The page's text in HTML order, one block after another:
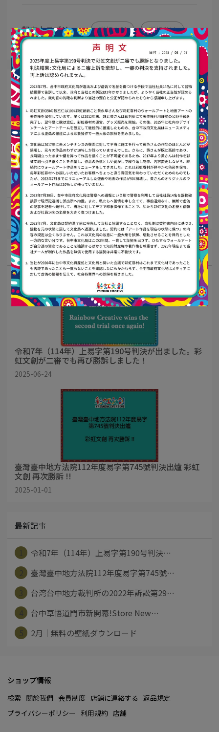
記事カテゴリー 彩虹文創 彩虹眷村
全カテゴリーの記事
彩虹密碼
彩虹文創大小事 ! NEWS !
活動消息
カテゴリー
彩虹文創 彩虹眷村
彩虹文創大小事 ! NEWS !
令和7年（114年）上易字第190号判決が出ました。彩
虹文創が二審でも再び勝訴しました！
2025-06-24
臺灣臺中地方法院112年度易字第745號判決出爐 彩虹
文創 再次勝訴 !!
2025-01-01
最新記事
令和7年（114年）上易字第190号判決⋯
臺灣臺中地方法院112年度易字第745號⋯
台湾台中地方裁判所の2022年訴訟第29⋯
台中草悟道門市新開幕!Store New⋯
2月｜無料の壁紙ダウンロード
ショップ情報
検索 關於我們 会員制度 店舗に連絡する 返品規定
プライバシーポリシー
利用規約 店舗